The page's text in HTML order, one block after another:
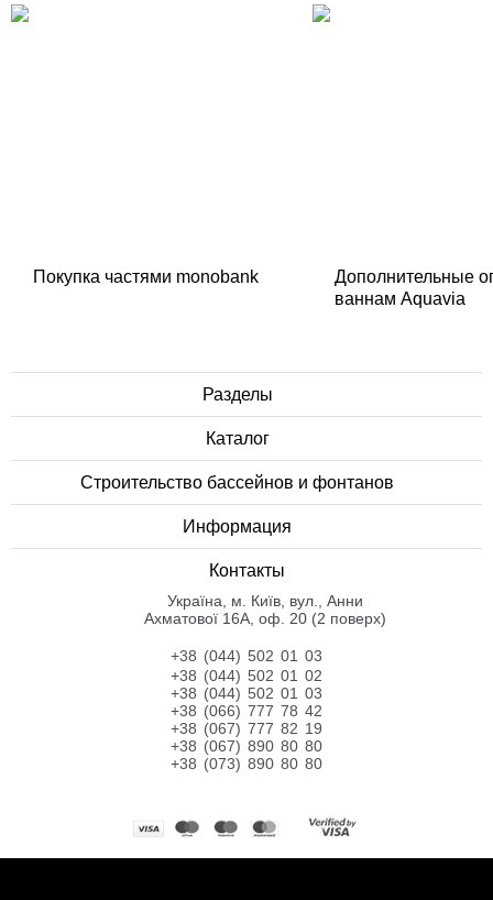
Покупка частями monobank
Дополнительные
ваннам Aquavia
Разделы
Каталог
Строительство бассейнов и фонтанов
Информация
Контакты
Українa, м. Київ, вул., Анни
Ахматової 16А, оф. 20 (2 поверх)
+38 (044) 502 01 03
+38 (044) 502 01 02
+38 (044) 502 01 03
+38 (066) 777 78 42
+38 (067) 777 82 19
+38 (067) 890 80 80
+38 (073) 890 80 80